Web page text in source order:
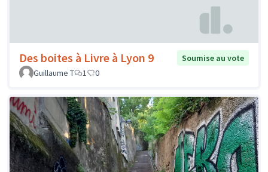
Des boites à Livre à Lyon 9
Soumise au vote
Guillaume T
1 0